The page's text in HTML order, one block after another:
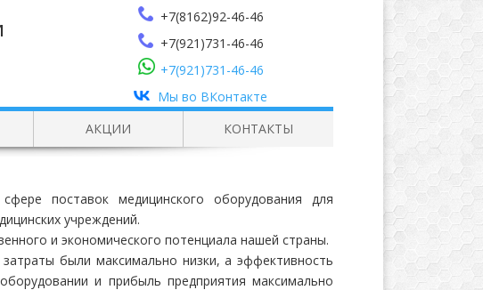
+7(8162)92-46-46
+7(921)731-46-46
+7(921)731-46-46
Мы во ВКонтакте
АКЦИИ КОНТАКТЫ
поставок медицинского оборудования для
учреждений.
и экономического потенциала нашей страны.
были максимально низки, а эффективность
и прибыль предприятия максимально